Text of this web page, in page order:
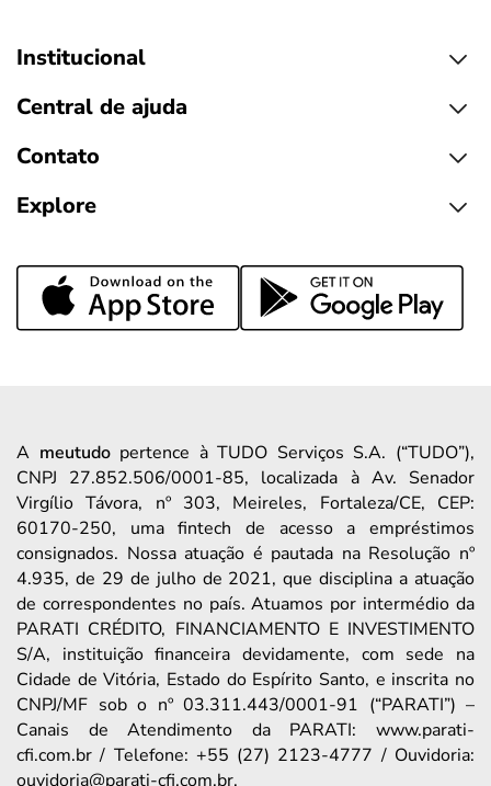
Institucional
Central de ajuda
Contato
Explore
A meutudopertence à TUDO Serviços S.A. (“TUDO”),
CNPJ 27.852.506/0001-85, localizada à Av. Senador
Virgílio Távora, nº 303, Meireles, Fortaleza/CE, CEP:
60170-250, uma fintech de acesso a empréstimos
consignados. Nossa atuação é pautada na Resolução nº
4.935, de 29 de julho de 2021, que disciplina a atuação
de correspondentes no país. Atuamos por intermédio da
PARATI CRÉDITO, FINANCIAMENTO E INVESTIMENTO
S/A, instituição financeira devidamente, com sede na
Cidade de Vitória, Estado do Espírito Santo, e inscrita no
CNPJ/MF sob o nº 03.311.443/0001-91 (“PARATI”) –
Canais de Atendimento da PARATI: www.parati-
cfi.com.br / Telefone: +55 (27) 2123-4777 / Ouvidoria:
ouvidoria@parati-cfi.com.br.